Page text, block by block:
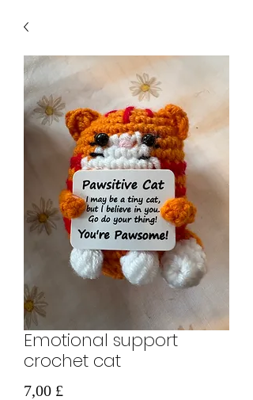
Emotional support
crochet cat
7,00 £